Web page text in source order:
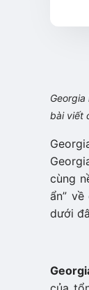
bài viết
cùng
ẩn”
dưới